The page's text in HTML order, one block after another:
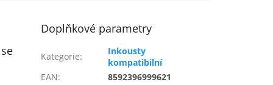
Doplňkové parametry
Kategorie:
Inkousty
kompatibilní
EAN: 8592396999621